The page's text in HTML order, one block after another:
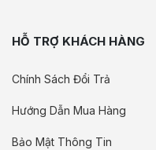
HỖ TRỢ KHÁCH HÀNG
Chính Sách Đổi Trả
Hướng Dẫn Mua Hàng
Bảo Mật Thông Tin